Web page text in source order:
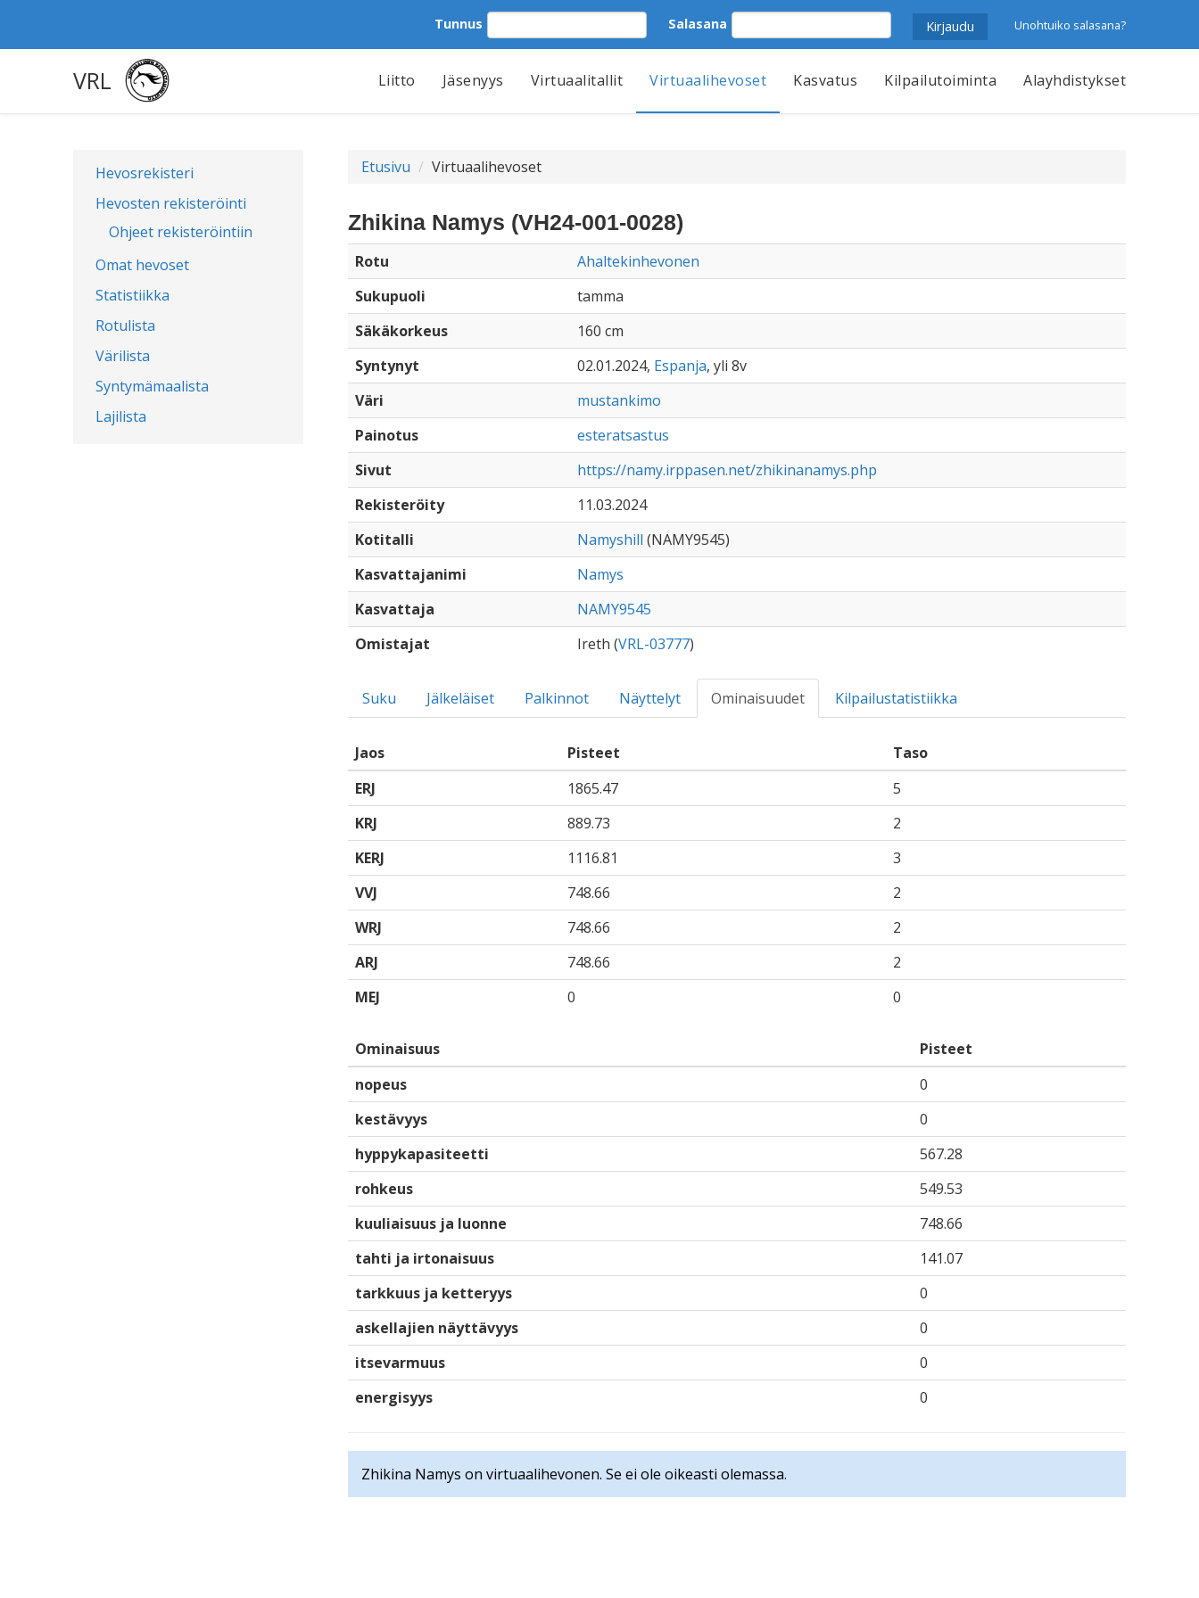
Tunnus Salasana Unohtuiko salasana?
VRL Liitto Jäsenyys Virtuaalitallit Virtuaalihevoset Kasvatus Kilpailutoiminta Alayhdistykset
Hevosrekisteri
Hevosten rekisteröinti
Ohjeet rekisteröintiin
Omat hevoset
Statistiikka
Rotulista
Värilista
Syntymämaalista
Lajilista
Etusivu Virtuaalihevoset
Zhikina Namys (VH24-001-0028)
Rotu
Ahaltekinhevonen
Sukupuoli
tamma
Säkäkorkeus
160 cm
Syntynyt
02.01.2024, Espanja, yli 8v
Väri
mustankimo
Painotus
esteratsastus
Sivut
https://namy.irppasen.net/zhikinanamys.php
Rekisteröity
11.03.2024
Kotitalli
Namyshill (NAMY9545)
Kasvattajanimi
Namys
Kasvattaja
NAMY9545
Omistajat
Ireth (VRL-03777)
Suku Jälkeläiset Palkinnot Näyttelyt Ominaisuudet Kilpailustatistiikka
Jaos Pisteet
Taso
ERJ
1865.47
5
KRJ
889.73
2
KERJ
1116.81
3
VVJ
748.66
2
WRJ
748.66
2
ARJ
748.66
2
MEJ
0 0
Ominaisuus
Pisteet
nopeus
0
kestävyys
0
hyppykapasiteetti
567.28
rohkeus
549.53
kuuliaisuus ja luonne
748.66
tahti ja irtonaisuus
141.07
tarkkuus ja ketteryys
0
askellajien näyttävyys
0
itsevarmuus
0
energisyys
0
Zhikina Namys on virtuaalihevonen. Se ei ole oikeasti olemassa.